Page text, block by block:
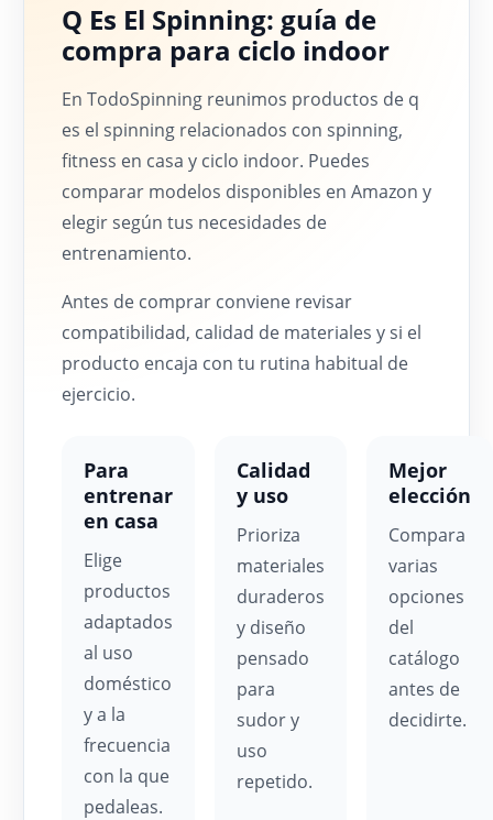
Q Es El Spinning: guía de
compra para ciclo indoor
En TodoSpinning reunimos productos de q
es el spinning relacionados con spinning,
fitness en casa y ciclo indoor. Puedes
comparar modelos disponibles en Amazon y
elegir según tus necesidades de
entrenamiento.
Antes de comprar conviene revisar
compatibilidad, calidad de materiales y si el
producto encaja con tu rutina habitual de
ejercicio.
Para
entrenar
en casa
Elige
productos
adaptados
al uso
doméstico
y a la
frecuencia
con la que
pedaleas.
Calidad
y uso
Prioriza
materiales
duraderos
y diseño
pensado
para
sudor y
uso
repetido.
Mejor
elección
Compara
varias
opciones
del
catálogo
antes de
decidirte.